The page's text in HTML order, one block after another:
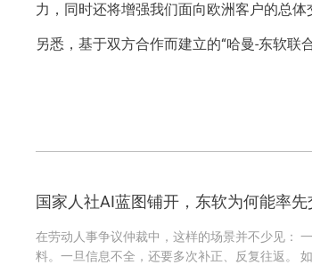
力，同时还将增强我们面向欧洲客户的总体
另悉，基于双方合作而建立的“哈曼-东软联
国家人社AI蓝图铺开，东软为何能率先
在劳动人事争议仲裁中，这样的场景并不少见：
料。一旦信息不全，还要多次补正、反复往返。